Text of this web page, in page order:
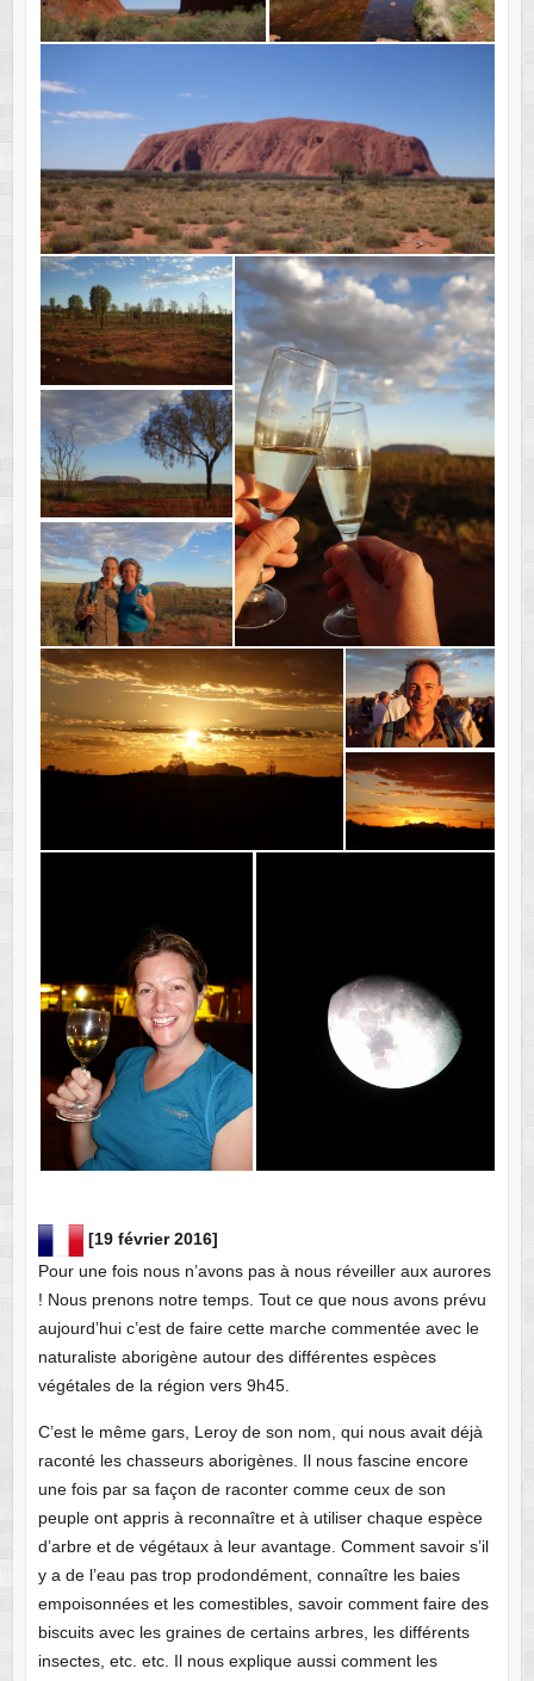
[19 février 2016]
Pour une fois nous n’avons pas à nous réveiller aux aurores
! Nous prenons notre temps. Tout ce que nous avons prévu
aujourd’hui c’est de faire cette marche commentée avec le
naturaliste aborigène autour des différentes espèces
végétales de la région vers 9h45.
C’est le même gars, Leroy de son nom, qui nous avait déjà
raconté les chasseurs aborigènes. Il nous fascine encore
une fois par sa façon de raconter comme ceux de son
peuple ont appris à reconnaître et à utiliser chaque espèce
d’arbre et de végétaux à leur avantage. Comment savoir s’il
y a de l’eau pas trop prodondément, connaître les baies
empoisonnées et les comestibles, savoir comment faire des
biscuits avec les graines de certains arbres, les différents
insectes, etc. etc. Il nous explique aussi comment les